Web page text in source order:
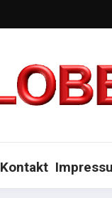
Kontakt